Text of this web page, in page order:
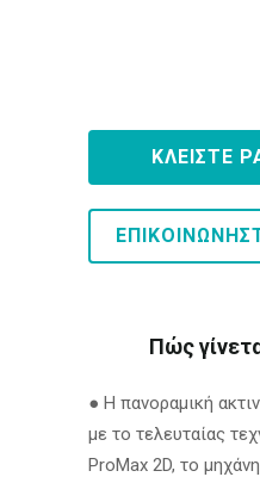
ΚΛΕΙΣΤΕ
Πώς
● Η πανοραμική
με το τελευταίας
ProMax 2D, το